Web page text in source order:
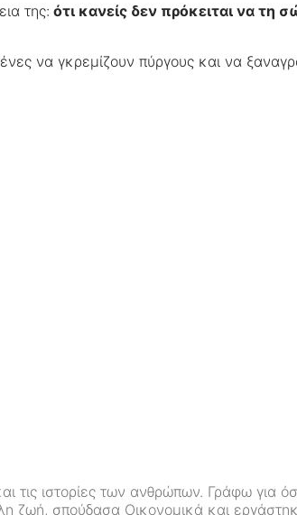
της: ότι κανείς δεν πρόκειται να τη
να γκρεμίζουν πύργους και να
ιστορίες των ανθρώπων. Γράφω για
ζωή, σπούδασα Οικονομικά και